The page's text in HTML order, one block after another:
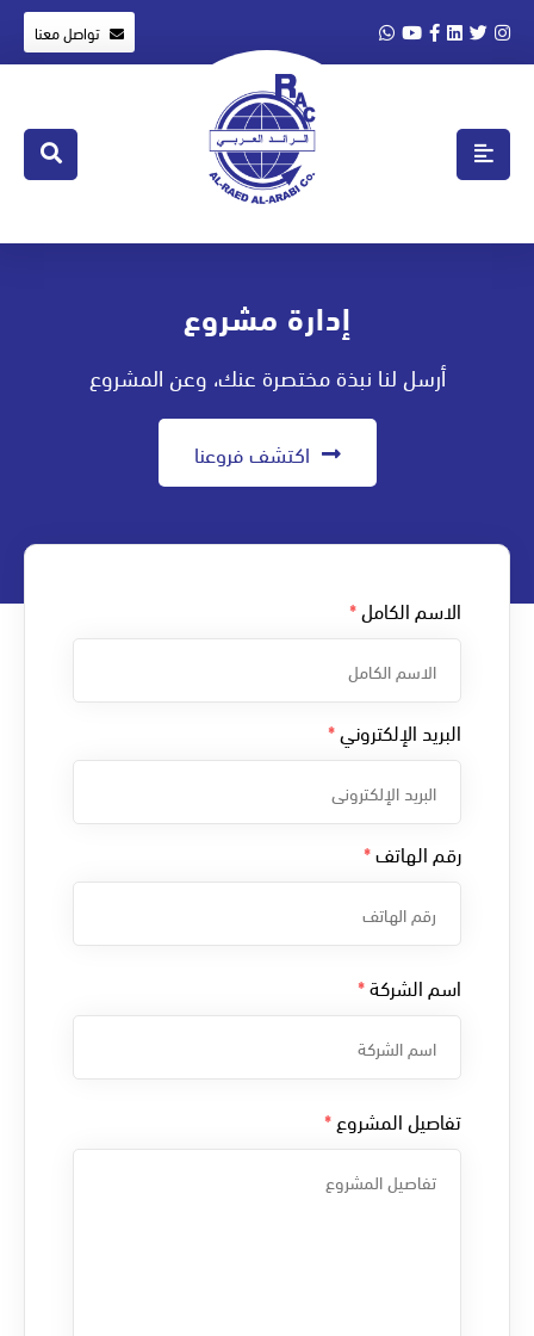
تواصل معنا
إدارة مشروع
أرسل لنا نبذة مختصرة عنك، وعن المشروع
اكتشف فروعنا
الاسم الكامل*
البريد الإلكتروني*
رقم الهاتف*
اسم الشركة*
تفاصيل المشروع *